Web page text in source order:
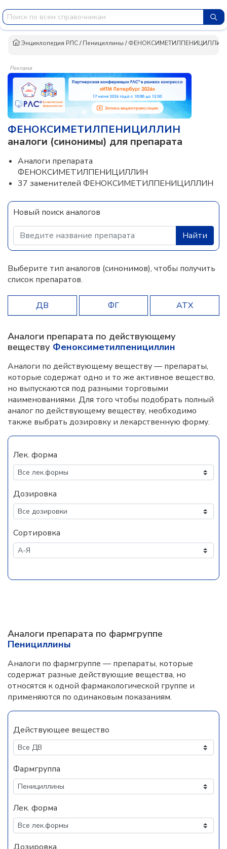
Энциклопедия РЛС/Пенициллины /ФЕНОКСИМЕТИЛПЕНИЦИЛЛИН
Реклама
ФЕНОКСИМЕТИЛПЕНИЦИЛЛИН
аналоги (синонимы) для препарата
Аналоги препарата
ФЕНОКСИМЕТИЛПЕНИЦИЛЛИН
37 заменителей ФЕНОКСИМЕТИЛПЕНИЦИЛЛИН
Новый поиск аналогов
Найти
Выберите тип аналогов (синонимов), чтобы получить
список препаратов.
ДВ ФГ АТХ
Аналоги препарата по действующему
веществу Феноксиметилпенициллин
Аналоги по действующему веществу — препараты,
которые содержат одно и то же активное вещество,
но выпускаются под разными торговыми
наименованиями. Для того чтобы подобрать полный
аналог по действующему веществу, необходимо
также выбрать дозировку и лекарственную форму.
Лек. форма
Дозировка
Сортировка
Аналоги препарата по фармгруппе
Пенициллины
Аналоги по фармгруппе — препараты, которые
содержат разные действующие вещества, но
относятся к одной фармакологической группе и
применяются по одинаковым показаниям.
Действующее вещество
Фармгруппа
Лек. форма